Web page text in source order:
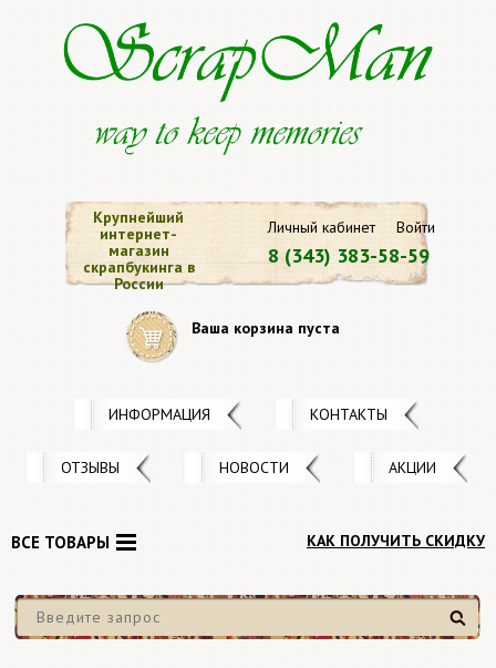
Личный кабинет Войти
8 (343) 383-58-59
Крупнейший
интернет-
магазин
скрапбукинга в
России
Ваша корзина пуста
ИНФОРМАЦИЯ КОНТАКТЫ
ОТЗЫВЫ НОВОСТИ АКЦИИ
КАК ПОЛУЧИТЬ СКИДКУ
Найти
ВСЕ ТОВАРЫ